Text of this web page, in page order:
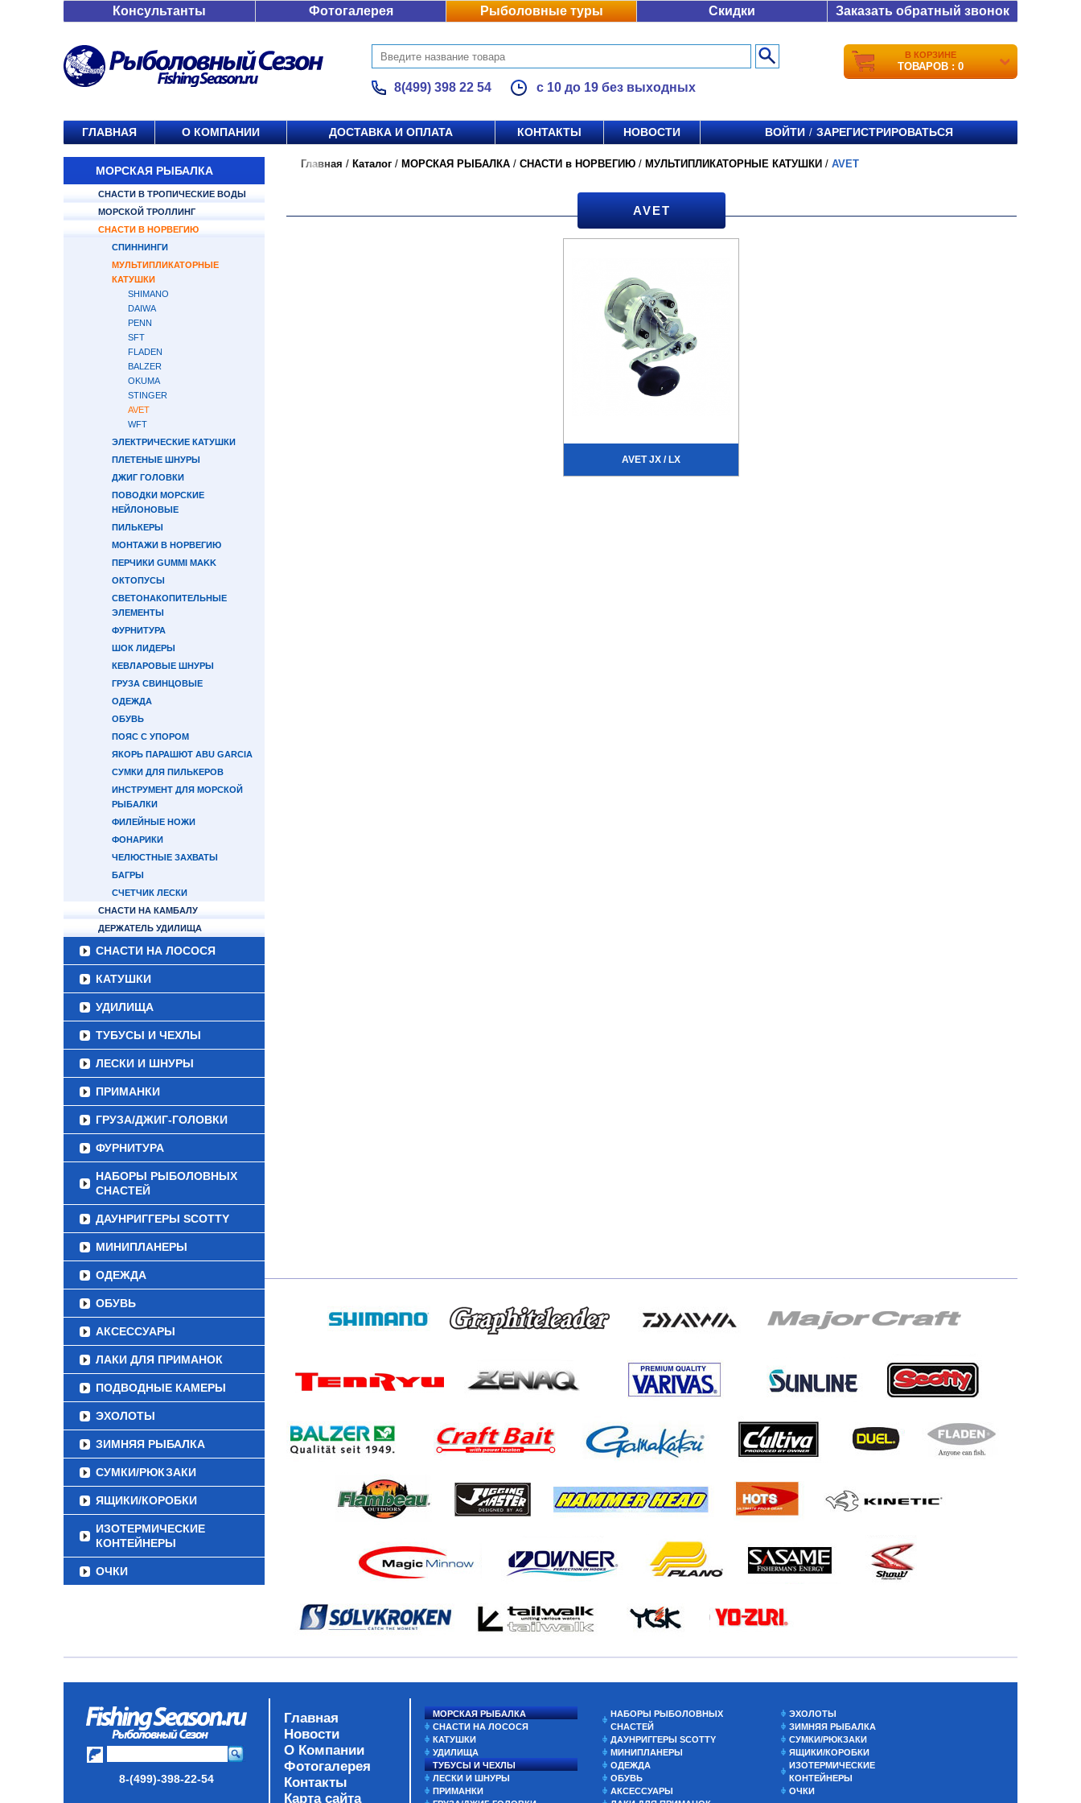
Консультанты Фотогалерея Рыболовные туры Скидки Заказать обратный звонок
8(499) 398 22 54 с 10 до 19 без выходных
В КОРЗИНЕ
ТОВАРОВ : 0
ГЛАВНАЯ О КОМПАНИИ ДОСТАВКА И ОПЛАТА КОНТАКТЫ НОВОСТИ ВОЙТИ / ЗАРЕГИСТРИРОВАТЬСЯ
МОРСКАЯ РЫБАЛКА
СНАСТИ В ТРОПИЧЕСКИЕ ВОДЫ
МОРСКОЙ ТРОЛЛИНГ
СНАСТИ В НОРВЕГИЮ
СПИННИНГИ
МУЛЬТИПЛИКАТОРНЫЕ
КАТУШКИ
SHIMANO
DAIWA
PENN
SFT
FLADEN
BALZER
OKUMA
STINGER
AVET
WFT
ЭЛЕКТРИЧЕСКИЕ КАТУШКИ
ПЛЕТЕНЫЕ ШНУРЫ
ДЖИГ ГОЛОВКИ
ПОВОДКИ МОРСКИЕ
НЕЙЛОНОВЫЕ
ПИЛЬКЕРЫ
МОНТАЖИ В НОРВЕГИЮ
ПЕРЧИКИ GUMMI MAKK
ОКТОПУСЫ
СВЕТОНАКОПИТЕЛЬНЫЕ
ЭЛЕМЕНТЫ
ФУРНИТУРА
ШОК ЛИДЕРЫ
КЕВЛАРОВЫЕ ШНУРЫ
ГРУЗА СВИНЦОВЫЕ
ОДЕЖДА
ОБУВЬ
ПОЯС С УПОРОМ
ЯКОРЬ ПАРАШЮТ ABU GARCIA
СУМКИ ДЛЯ ПИЛЬКЕРОВ
ИНСТРУМЕНТ ДЛЯ МОРСКОЙ
РЫБАЛКИ
ФИЛЕЙНЫЕ НОЖИ
ФОНАРИКИ
ЧЕЛЮСТНЫЕ ЗАХВАТЫ
БАГРЫ
СЧЕТЧИК ЛЕСКИ
СНАСТИ НА КАМБАЛУ
ДЕРЖАТЕЛЬ УДИЛИЩА
СНАСТИ НА ЛОСОСЯ
КАТУШКИ
УДИЛИЩА
ТУБУСЫ И ЧЕХЛЫ
ЛЕСКИ И ШНУРЫ
ПРИМАНКИ
ГРУЗА/ДЖИГ-ГОЛОВКИ
ФУРНИТУРА
НАБОРЫ РЫБОЛОВНЫХ
СНАСТЕЙ
ДАУНРИГГЕРЫ SCOTTY
МИНИПЛАНЕРЫ
ОДЕЖДА
ОБУВЬ
АКСЕССУАРЫ
ЛАКИ ДЛЯ ПРИМАНОК
ПОДВОДНЫЕ КАМЕРЫ
ЭХОЛОТЫ
ЗИМНЯЯ РЫБАЛКА
СУМКИ/РЮКЗАКИ
ЯЩИКИ/КОРОБКИ
ИЗОТЕРМИЧЕСКИЕ
КОНТЕЙНЕРЫ
ОЧКИ
Главная / Каталог / МОРСКАЯ РЫБАЛКА / СНАСТИ в НОРВЕГИЮ / МУЛЬТИПЛИКАТОРНЫЕ КАТУШКИ / AVET
AVET
AVET JX / LX
8-(499)-398-22-54
Главная
Новости
О Компании
Фотогалерея
Контакты
Карта сайта
МОРСКАЯ РЫБАЛКА
СНАСТИ НА ЛОСОСЯ
КАТУШКИ
УДИЛИЩА
ТУБУСЫ И ЧЕХЛЫ
ЛЕСКИ И ШНУРЫ
ПРИМАНКИ
НАБОРЫ РЫБОЛОВНЫХ
СНАСТЕЙ
ДАУНРИГГЕРЫ SCOTTY
МИНИПЛАНЕРЫ
ОДЕЖДА
ОБУВЬ
АКСЕССУАРЫ
ЭХОЛОТЫ
ЗИМНЯЯ РЫБАЛКА
СУМКИ/РЮКЗАКИ
ЯЩИКИ/КОРОБКИ
ИЗОТЕРМИЧЕСКИЕ
КОНТЕЙНЕРЫ
ОЧКИ